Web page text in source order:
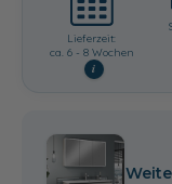
Lieferzeit:
ca. 6 - 8 Wochen
i